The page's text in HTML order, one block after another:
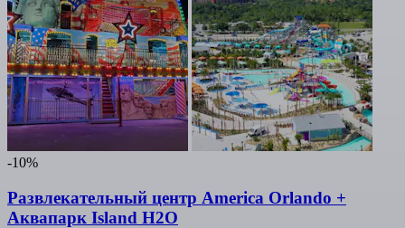
-10%
Развлекательный центр America Orlando +
Аквапарк Island H2O